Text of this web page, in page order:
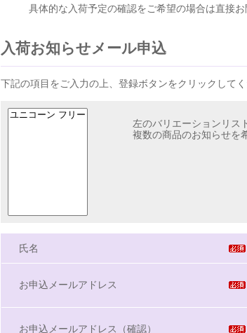
具体的な入荷予定の確認をご希望の場合は直接
入荷お知らせメール申込
下記の項目をご入力の上、登録ボタンをクリックして
左のバリエーションリス
複数の商品のお知らせを
氏名
お申込メールアドレス
お申込メールアドレス（確認）